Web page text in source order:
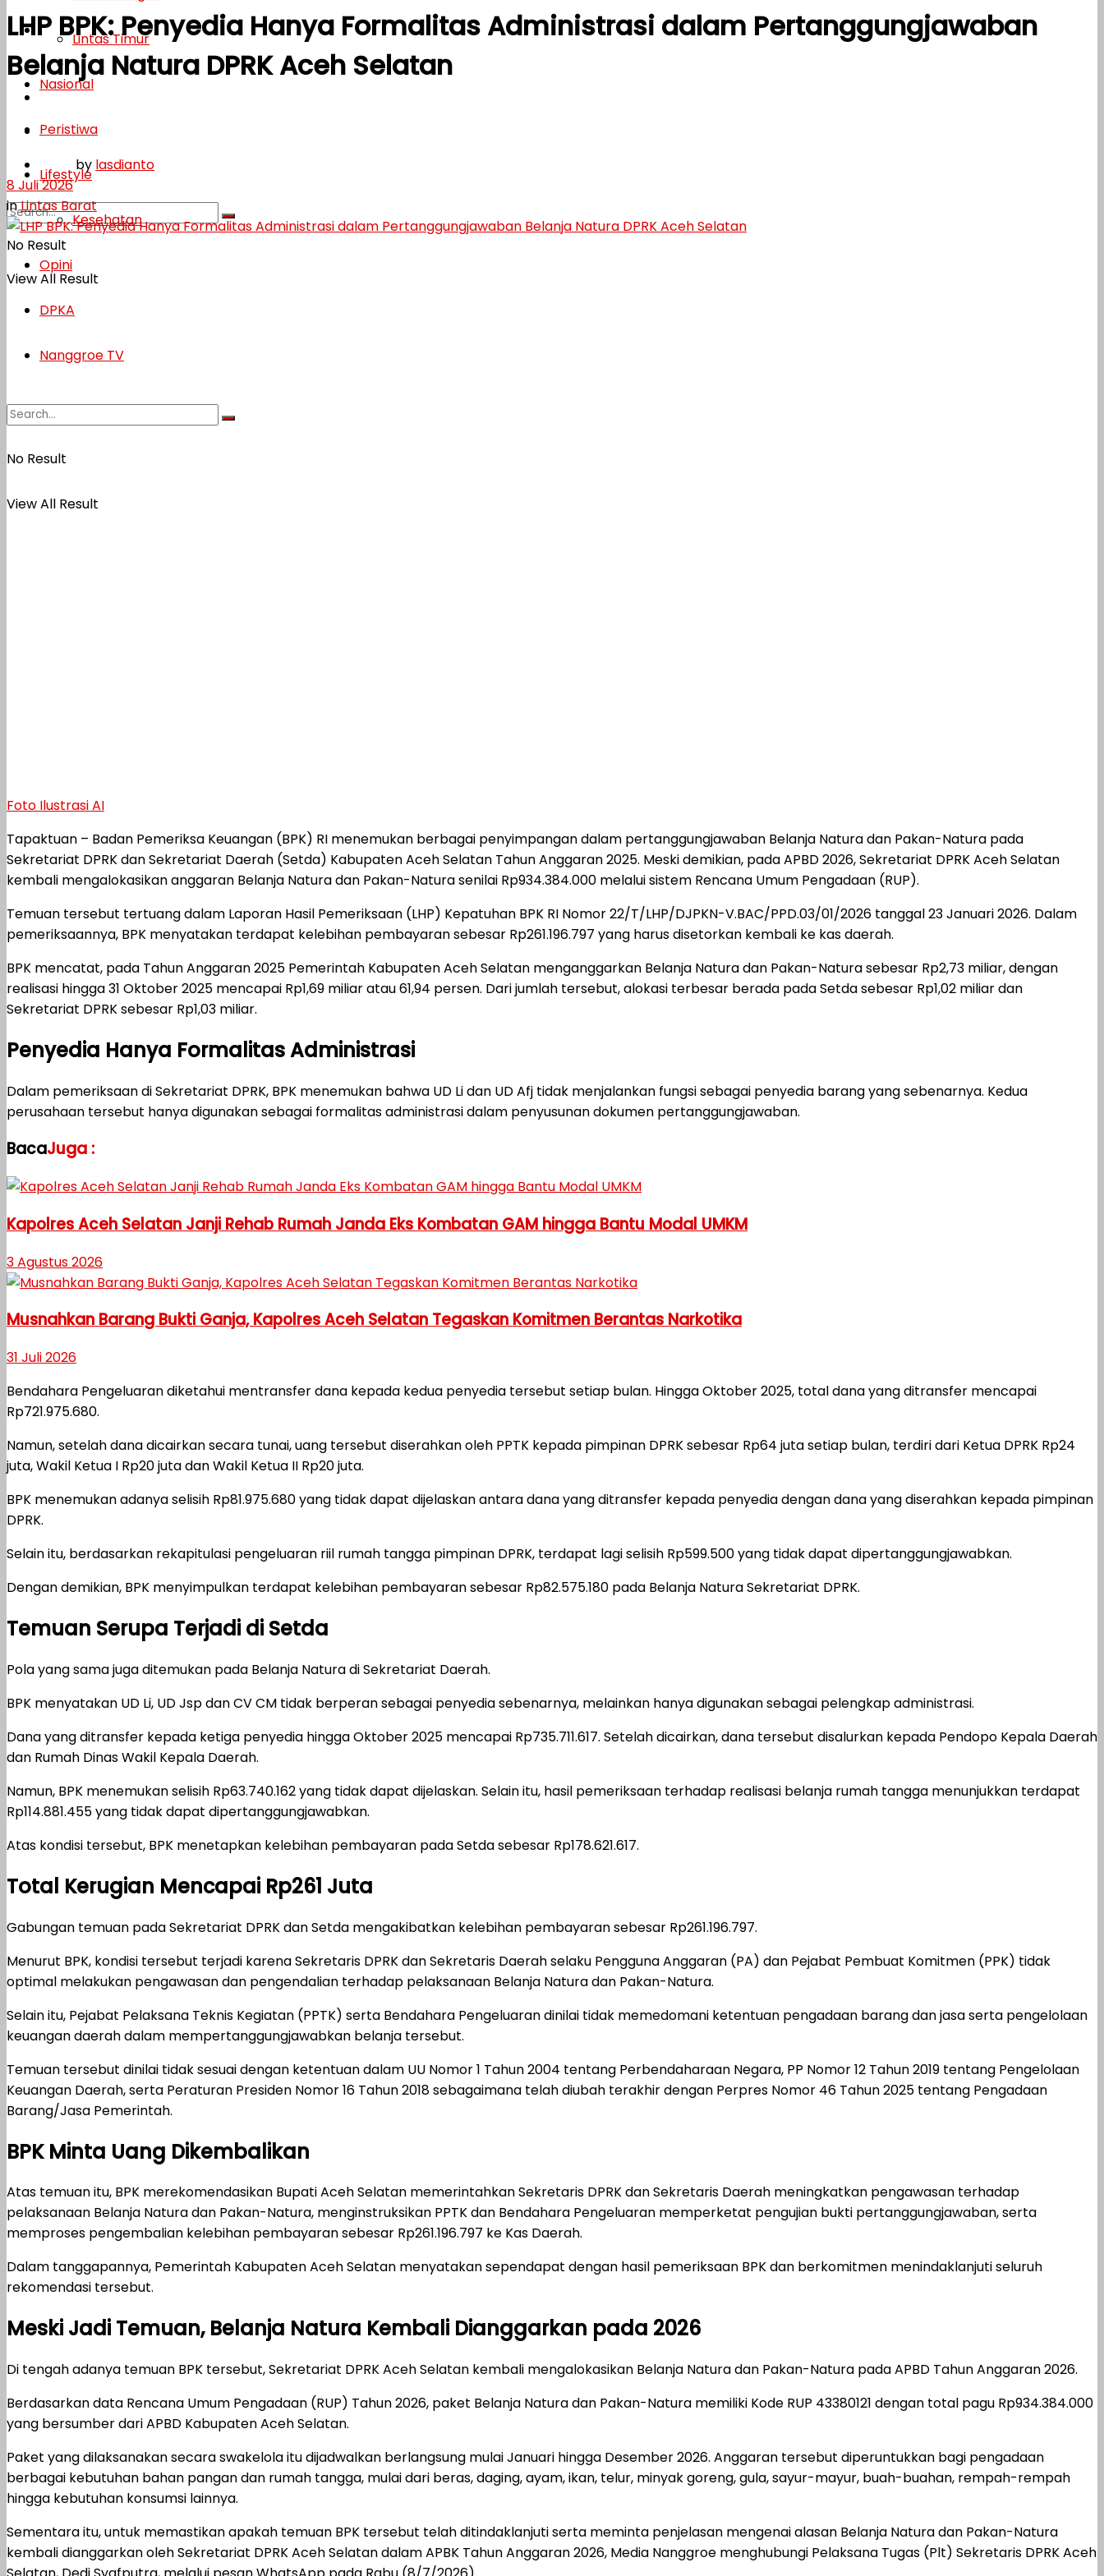
Lifestyle
Kesehatan
DPKA
Nanggroe TV
No Result
View All Result
Lintas Timur
Nasional
Peristiwa
Lifestyle
Kesehatan
Opini
DPKA
Nanggroe TV
No Result
View All Result
LHP BPK: Penyedia Hanya Formalitas Administrasi dalam Pertanggungjawaban
Belanja Natura DPRK Aceh Selatan
by lasdianto
8 Juli 2026
inLintas Barat
Foto Ilustrasi AI
Tapaktuan – Badan Pemeriksa Keuangan (BPK) RI menemukan berbagai penyimpangan dalam pertanggungjawaban Belanja Natura dan Pakan-Natura pada
Sekretariat DPRK dan Sekretariat Daerah (Setda) Kabupaten Aceh Selatan Tahun Anggaran 2025. Meski demikian, pada APBD 2026, Sekretariat DPRK Aceh Selatan
kembali mengalokasikan anggaran Belanja Natura dan Pakan-Natura senilai Rp934.384.000 melalui sistem Rencana Umum Pengadaan (RUP).
Temuan tersebut tertuang dalam Laporan Hasil Pemeriksaan (LHP) Kepatuhan BPK RI Nomor 22/T/LHP/DJPKN-V.BAC/PPD.03/01/2026 tanggal 23 Januari 2026. Dalam
pemeriksaannya, BPK menyatakan terdapat kelebihan pembayaran sebesar Rp261.196.797 yang harus disetorkan kembali ke kas daerah.
BPK mencatat, pada Tahun Anggaran 2025 Pemerintah Kabupaten Aceh Selatan menganggarkan Belanja Natura dan Pakan-Natura sebesar Rp2,73 miliar, dengan
realisasi hingga 31 Oktober 2025 mencapai Rp1,69 miliar atau 61,94 persen. Dari jumlah tersebut, alokasi terbesar berada pada Setda sebesar Rp1,02 miliar dan
Sekretariat DPRK sebesar Rp1,03 miliar.
Penyedia Hanya Formalitas Administrasi
Dalam pemeriksaan di Sekretariat DPRK, BPK menemukan bahwa UD Li dan UD Afj tidak menjalankan fungsi sebagai penyedia barang yang sebenarnya. Kedua
perusahaan tersebut hanya digunakan sebagai formalitas administrasi dalam penyusunan dokumen pertanggungjawaban.
BacaJuga :
Kapolres Aceh Selatan Janji Rehab Rumah Janda Eks Kombatan GAM hingga Bantu Modal UMKM
3 Agustus 2026
Musnahkan Barang Bukti Ganja, Kapolres Aceh Selatan Tegaskan Komitmen Berantas Narkotika
31 Juli 2026
Bendahara Pengeluaran diketahui mentransfer dana kepada kedua penyedia tersebut setiap bulan. Hingga Oktober 2025, total dana yang ditransfer mencapai
Rp721.975.680.
Namun, setelah dana dicairkan secara tunai, uang tersebut diserahkan oleh PPTK kepada pimpinan DPRK sebesar Rp64 juta setiap bulan, terdiri dari Ketua DPRK Rp24
juta, Wakil Ketua I Rp20 juta dan Wakil Ketua II Rp20 juta.
BPK menemukan adanya selisih Rp81.975.680 yang tidak dapat dijelaskan antara dana yang ditransfer kepada penyedia dengan dana yang diserahkan kepada pimpinan
DPRK.
Selain itu, berdasarkan rekapitulasi pengeluaran riil rumah tangga pimpinan DPRK, terdapat lagi selisih Rp599.500 yang tidak dapat dipertanggungjawabkan.
Dengan demikian, BPK menyimpulkan terdapat kelebihan pembayaran sebesar Rp82.575.180 pada Belanja Natura Sekretariat DPRK.
Temuan Serupa Terjadi di Setda
Pola yang sama juga ditemukan pada Belanja Natura di Sekretariat Daerah.
BPK menyatakan UD Li, UD Jsp dan CV CM tidak berperan sebagai penyedia sebenarnya, melainkan hanya digunakan sebagai pelengkap administrasi.
Dana yang ditransfer kepada ketiga penyedia hingga Oktober 2025 mencapai Rp735.711.617. Setelah dicairkan, dana tersebut disalurkan kepada Pendopo Kepala Daerah
dan Rumah Dinas Wakil Kepala Daerah.
Namun, BPK menemukan selisih Rp63.740.162 yang tidak dapat dijelaskan. Selain itu, hasil pemeriksaan terhadap realisasi belanja rumah tangga menunjukkan terdapat
Rp114.881.455 yang tidak dapat dipertanggungjawabkan.
Atas kondisi tersebut, BPK menetapkan kelebihan pembayaran pada Setda sebesar Rp178.621.617.
Total Kerugian Mencapai Rp261 Juta
Gabungan temuan pada Sekretariat DPRK dan Setda mengakibatkan kelebihan pembayaran sebesar Rp261.196.797.
Menurut BPK, kondisi tersebut terjadi karena Sekretaris DPRK dan Sekretaris Daerah selaku Pengguna Anggaran (PA) dan Pejabat Pembuat Komitmen (PPK) tidak
optimal melakukan pengawasan dan pengendalian terhadap pelaksanaan Belanja Natura dan Pakan-Natura.
Selain itu, Pejabat Pelaksana Teknis Kegiatan (PPTK) serta Bendahara Pengeluaran dinilai tidak memedomani ketentuan pengadaan barang dan jasa serta pengelolaan
keuangan daerah dalam mempertanggungjawabkan belanja tersebut.
Temuan tersebut dinilai tidak sesuai dengan ketentuan dalam UU Nomor 1 Tahun 2004 tentang Perbendaharaan Negara, PP Nomor 12 Tahun 2019 tentang Pengelolaan
Keuangan Daerah, serta Peraturan Presiden Nomor 16 Tahun 2018 sebagaimana telah diubah terakhir dengan Perpres Nomor 46 Tahun 2025 tentang Pengadaan
Barang/Jasa Pemerintah.
BPK Minta Uang Dikembalikan
Atas temuan itu, BPK merekomendasikan Bupati Aceh Selatan memerintahkan Sekretaris DPRK dan Sekretaris Daerah meningkatkan pengawasan terhadap
pelaksanaan Belanja Natura dan Pakan-Natura, menginstruksikan PPTK dan Bendahara Pengeluaran memperketat pengujian bukti pertanggungjawaban, serta
memproses pengembalian kelebihan pembayaran sebesar Rp261.196.797 ke Kas Daerah.
Dalam tanggapannya, Pemerintah Kabupaten Aceh Selatan menyatakan sependapat dengan hasil pemeriksaan BPK dan berkomitmen menindaklanjuti seluruh
rekomendasi tersebut.
Meski Jadi Temuan, Belanja Natura Kembali Dianggarkan pada 2026
Di tengah adanya temuan BPK tersebut, Sekretariat DPRK Aceh Selatan kembali mengalokasikan Belanja Natura dan Pakan-Natura pada APBD Tahun Anggaran 2026.
Berdasarkan data Rencana Umum Pengadaan (RUP) Tahun 2026, paket Belanja Natura dan Pakan-Natura memiliki Kode RUP 43380121 dengan total pagu Rp934.384.000
yang bersumber dari APBD Kabupaten Aceh Selatan.
Paket yang dilaksanakan secara swakelola itu dijadwalkan berlangsung mulai Januari hingga Desember 2026. Anggaran tersebut diperuntukkan bagi pengadaan
berbagai kebutuhan bahan pangan dan rumah tangga, mulai dari beras, daging, ayam, ikan, telur, minyak goreng, gula, sayur-mayur, buah-buahan, rempah-rempah
hingga kebutuhan konsumsi lainnya.
Sementara itu, untuk memastikan apakah temuan BPK tersebut telah ditindaklanjuti serta meminta penjelasan mengenai alasan Belanja Natura dan Pakan-Natura
kembali dianggarkan oleh Sekretariat DPRK Aceh Selatan dalam APBK Tahun Anggaran 2026, Media Nanggroe menghubungi Pelaksana Tugas (Plt) Sekretaris DPRK Aceh